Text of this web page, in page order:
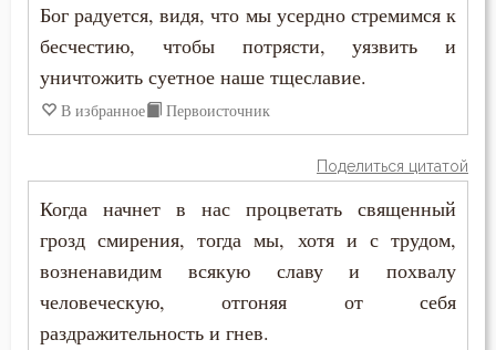
Скорбь
Сладострастие
Слезы
Смертная память
Феофилакт Болгарский
Бог радуется, видя, что мы усердно стремимся к
бесчестию, чтобы потрясти, уязвить и
уничтожить суетное наше тщеславие.
В избранное Первоисточник
Поделиться цитатой
Когда начнет в нас процветать священный
грозд смирения, тогда мы, хотя и с трудом,
возненавидим всякую славу и похвалу
человеческую, отгоняя от себя
раздражительность и гнев.